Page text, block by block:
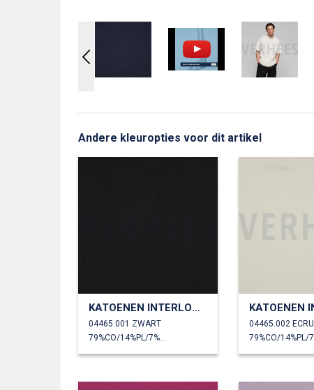
Andere kleuropties voor dit artikel
KATOENEN INTERLOCK JERSEY
04465.001 ZWART
04465.002 ECRU